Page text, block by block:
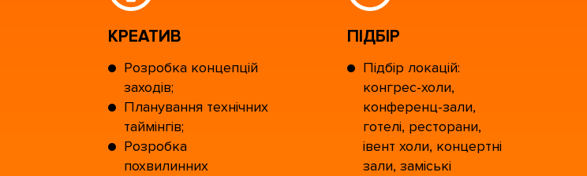
КРЕАТИВ
Розробка концепцій
заходів;
Планування технічних
таймінгів;
Розробка
похвилинних
ПІДБІР
Підбір локацій:
конгрес-холи,
конференц-зали,
готелі, ресторани,
івент холи, концертні
зали, заміські